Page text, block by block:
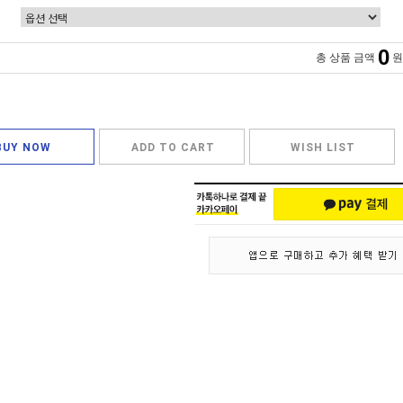
총 상품 금액 0 원
NOW ADD TO CART WISH LIST